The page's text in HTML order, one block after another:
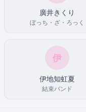
廣井きくり
ぼっち・ざ・ろっく
伊
伊地知虹夏
結束バンド